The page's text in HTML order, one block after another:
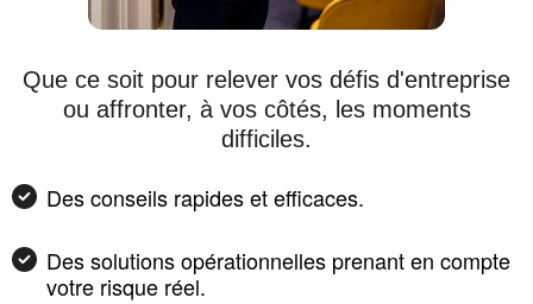
Que ce soit pour relever vos défis d'entreprise
ou affronter, à vos côtés, les moments
difficiles.
Des conseils rapides et efficaces.
Des solutions opérationnelles prenant en compte
votre risque réel.